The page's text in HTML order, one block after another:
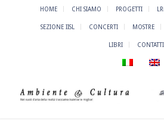
HOME CHI SIAMO PROGETTI
SEZIONE IISL CONCERTI MOSTRE
LIBRI CONTATTI